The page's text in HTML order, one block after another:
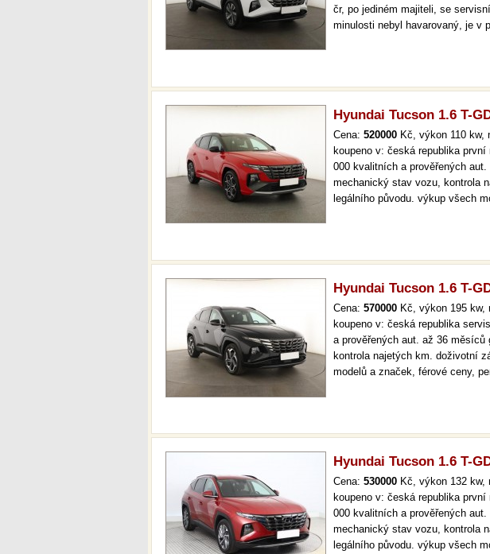
čr, po jediném majiteli, se
minulosti nebyl havarovaný, je v
světlomety s led technologií,
Hyundai Tucson 1.6 T-
Cena: 520000 Kč, výkon 110 kw,
koupeno v: česká republika
000 kvalitních a prověřených
mechanický stav vozu, kontrola
legálního původu. výkup všech
36 měsíců garance na
Hyundai Tucson 1.6 T-
Cena: 570000 Kč, výkon 195 kw,
koupeno v: česká republika
a prověřených aut. až 36
kontrola najetých km. doživotní
modelů a značek, férové ceny,
mechanický stav vozu,
Hyundai Tucson 1.6 T-
Cena: 530000 Kč, výkon 132 kw,
koupeno v: česká republika
000 kvalitních a prověřených
mechanický stav vozu, kontrola
legálního původu. výkup všech